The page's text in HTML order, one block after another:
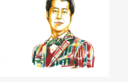
Gourmet
CultureLifestyle